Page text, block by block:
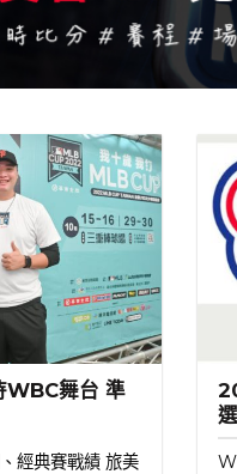
WBC舞台 準
經典賽戰績 旅美